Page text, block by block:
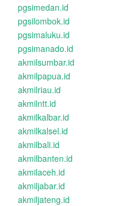
pgsimedan.id
pgsilombok.id
pgsimaluku.id
pgsimanado.id
akmilsumbar.id
akmilpapua.id
akmilriau.id
akmilntt.id
akmilkalbar.id
akmilkalsel.id
akmilbali.id
akmilbanten.id
akmilaceh.id
akmiljabar.id
akmiljateng.id